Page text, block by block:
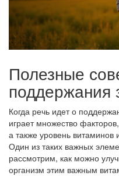
Полезные
поддержания
Когда речь идет о
играет множество
а также уровень витаминов
Один из таких важных
рассмотрим, как можно
организм этим важным